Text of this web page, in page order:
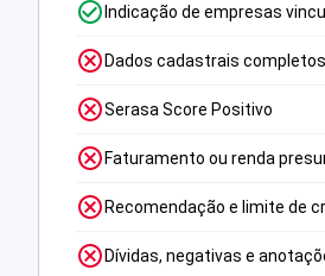
Indicação de empresas
Dados cadastrais completos
Serasa Score Positivo
Faturamento ou renda
Recomendação e limite de
Dívidas, negativas e